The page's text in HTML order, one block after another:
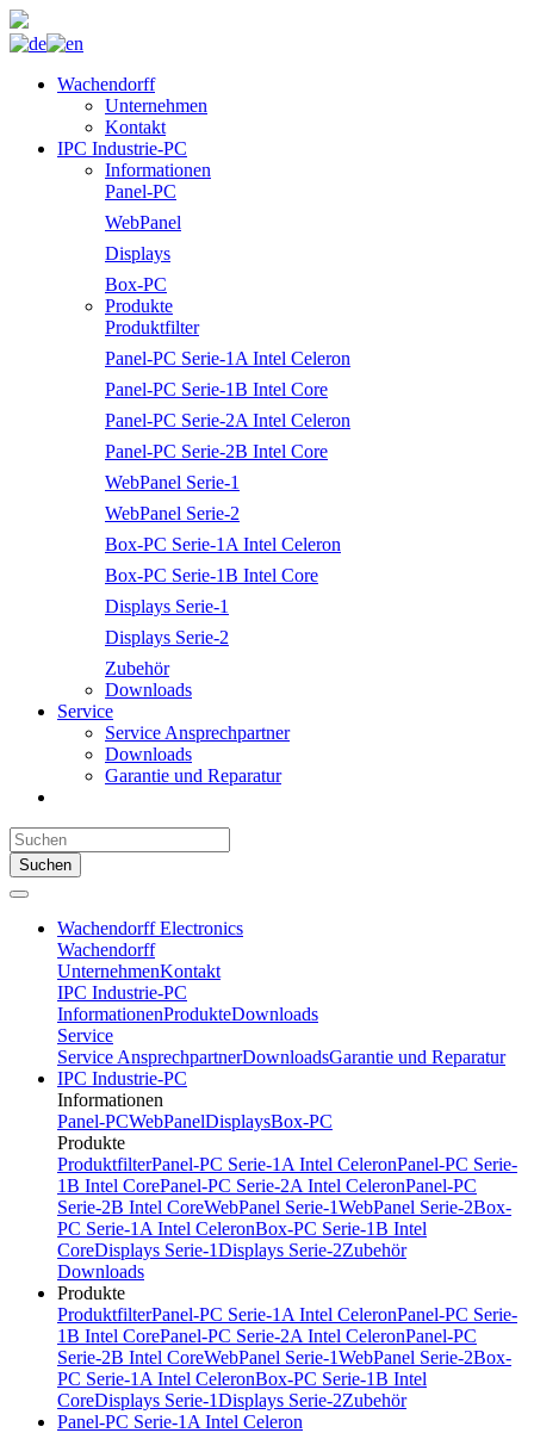
Wachendorff
Unternehmen
Kontakt
IPC Industrie-PC
Informationen
Panel-PC
WebPanel
Displays
Box-PC
Produkte
Produktfilter
Panel-PC Serie-1A Intel Celeron
Panel-PC Serie-1B Intel Core
Panel-PC Serie-2A Intel Celeron
Panel-PC Serie-2B Intel Core
WebPanel Serie-1
WebPanel Serie-2
Box-PC Serie-1A Intel Celeron
Box-PC Serie-1B Intel Core
Displays Serie-1
Displays Serie-2
Zubehör
Downloads
Service
Service Ansprechpartner
Downloads
Garantie und Reparatur
Suchen
Wachendorff Electronics
Wachendorff
UnternehmenKontakt
IPC Industrie-PC
InformationenProdukteDownloads
Service
Service AnsprechpartnerDownloadsGarantie und Reparatur
IPC Industrie-PC
Informationen
Panel-PCWebPanelDisplaysBox-PC
Produkte
ProduktfilterPanel-PC Serie-1A Intel CeleronPanel-PC Serie-
1B Intel CorePanel-PC Serie-2A Intel CeleronPanel-PC
Serie-2B Intel CoreWebPanel Serie-1WebPanel Serie-2Box-
PC Serie-1A Intel CeleronBox-PC Serie-1B Intel
CoreDisplays Serie-1Displays Serie-2Zubehör
Downloads
Produkte
ProduktfilterPanel-PC Serie-1A Intel CeleronPanel-PC Serie-
1B Intel CorePanel-PC Serie-2A Intel CeleronPanel-PC
Serie-2B Intel CoreWebPanel Serie-1WebPanel Serie-2Box-
PC Serie-1A Intel CeleronBox-PC Serie-1B Intel
CoreDisplays Serie-1Displays Serie-2Zubehör
Panel-PC Serie-1A Intel Celeron